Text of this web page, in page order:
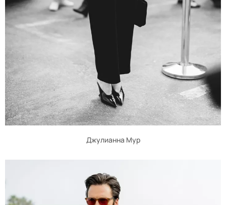
Джулианна Мур